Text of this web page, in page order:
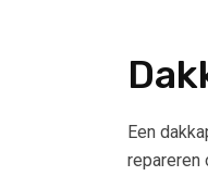
Een
repareren